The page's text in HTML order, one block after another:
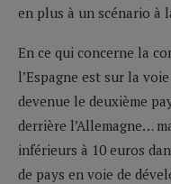
en plus à un scénario à
En ce qui concerne la
l’Espagne est sur la
devenue le deuxième
derrière l’Allemagne…
inférieurs à 10 euros
de pays en voie de